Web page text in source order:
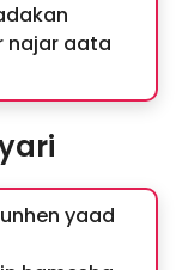
najar aata
yaad